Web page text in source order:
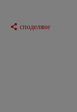
споделяне